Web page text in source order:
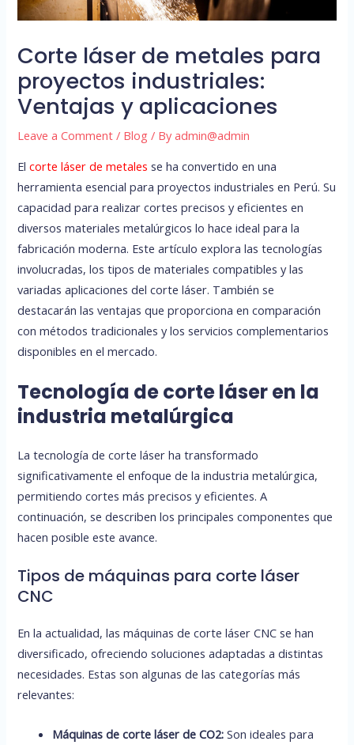
Corte láser de metales para
proyectos industriales:
Ventajas y aplicaciones
Leave a Comment / Blog / Byadmin@admin
Elcorte láser de metales se ha convertido en una
herramienta esencial para proyectos industriales en Perú. Su
capacidad para realizar cortes precisos y eficientes en
diversos materiales metalúrgicos lo hace ideal para la
fabricación moderna. Este artículo explora las tecnologías
involucradas, los tipos de materiales compatibles y las
variadas aplicaciones del corte láser. También se
destacarán las ventajas que proporciona en comparación
con métodos tradicionales y los servicios complementarios
disponibles en el mercado.
Tecnología de corte láser en la
industria metalúrgica
La tecnología de corte láser ha transformado
significativamente el enfoque de la industria metalúrgica,
permitiendo cortes más precisos y eficientes. A
continuación, se describen los principales componentes que
hacen posible este avance.
Tipos de máquinas para corte láser
CNC
En la actualidad, las máquinas de corte láser CNC se han
diversificado, ofreciendo soluciones adaptadas a distintas
necesidades. Estas son algunas de las categorías más
relevantes:
Máquinas de corte láser de CO2: Son ideales para